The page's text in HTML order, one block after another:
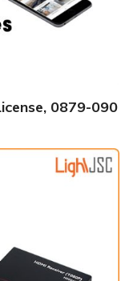
0879-090